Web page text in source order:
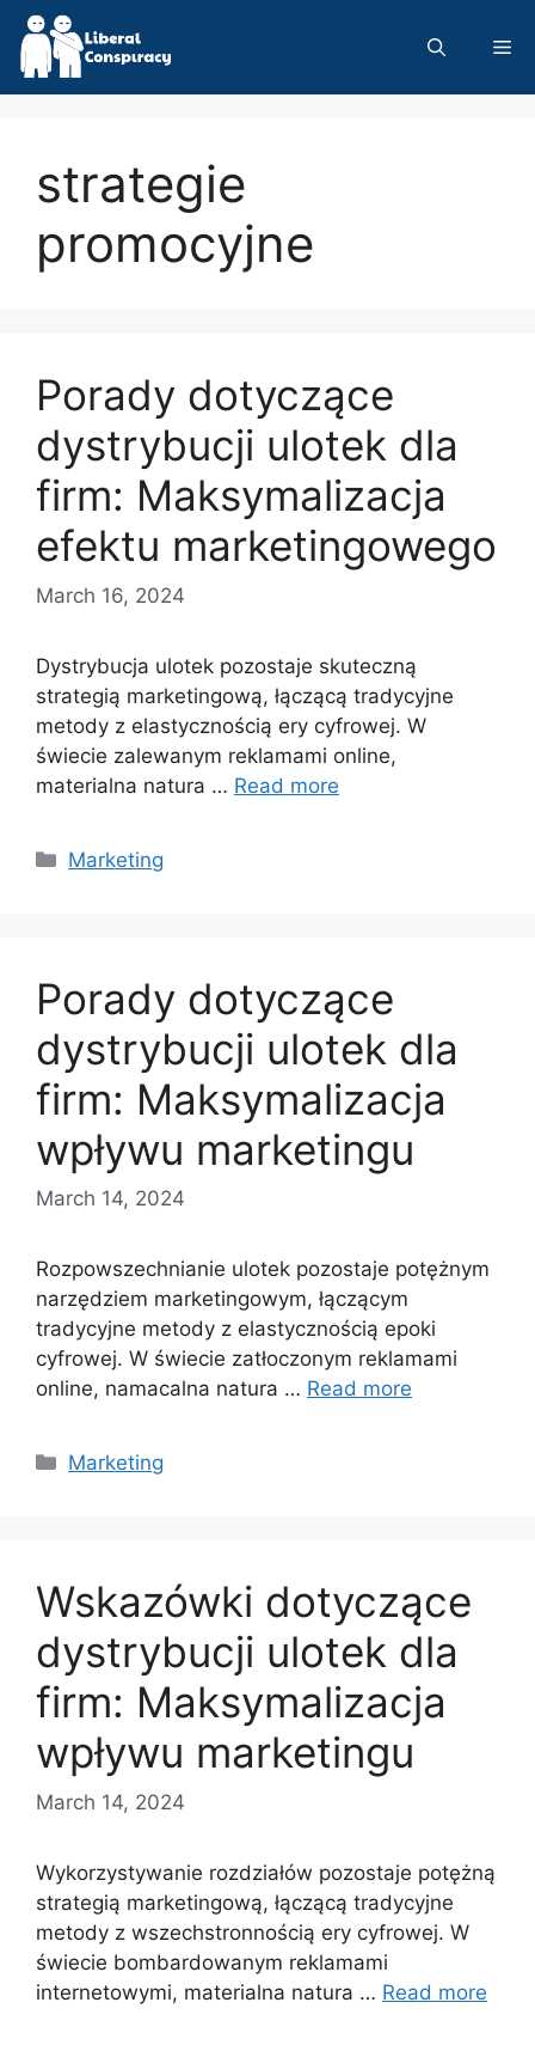
Skip
content
strategie
promocyjne
Porady dotyczące
dystrybucji ulotek dla
firm: Maksymalizacja
efektu marketingowego
March 16, 2024
Dystrybucja ulotek pozostaje skuteczną
strategią marketingową, łączącą tradycyjne
metody z elastycznością ery cyfrowej. W
świecie zalewanym reklamami online,
materialna natura … Read more
Categories
Marketing
Porady dotyczące
dystrybucji ulotek dla
firm: Maksymalizacja
wpływu marketingu
March 14, 2024
Rozpowszechnianie ulotek pozostaje potężnym
narzędziem marketingowym, łączącym
tradycyjne metody z elastycznością epoki
cyfrowej. W świecie zatłoczonym reklamami
online, namacalna natura … Read more
Categories
Marketing
Wskazówki dotyczące
dystrybucji ulotek dla
firm: Maksymalizacja
wpływu marketingu
March 14, 2024
Wykorzystywanie rozdziałów pozostaje potężną
strategią marketingową, łączącą tradycyjne
metody z wszechstronnością ery cyfrowej. W
świecie bombardowanym reklamami
internetowymi, materialna natura … Read more